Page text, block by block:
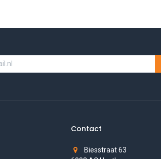
Contact
Biesstraat 63